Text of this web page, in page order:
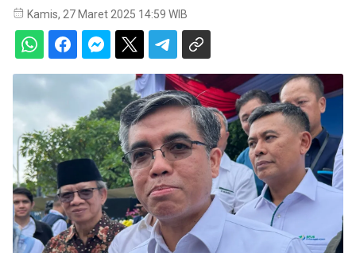
Kamis, 27 Maret 2025 14:59 WIB